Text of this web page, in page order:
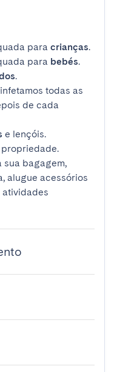
para crianças.
para bebés.
.
todas as
de cada
e lençóis.
propriedade.
sua bagagem,
alugue acessórios